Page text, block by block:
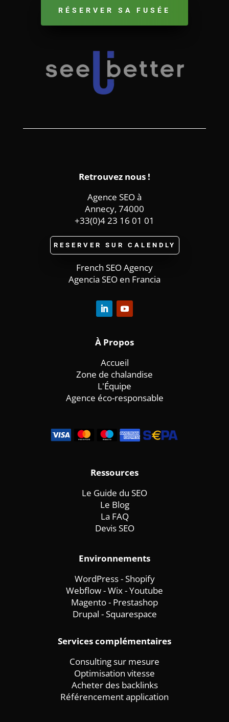
RÉSERVER SA FUSÉE
Retrouvez nous !
Agence SEO à
Annecy, 74000
+33(0)4 23 16 01 01
RESERVER SUR CALENDLY
French SEO Agency
Agencia SEO en Francia
À Propos
Accueil
Zone de chalandise
L'Équipe
Agence éco-responsable
Ressources
Le Guide du SEO
Le Blog
La FAQ
Devis SEO
Environnements
WordPress-Shopify
Webflow-Wix -Youtube
Magento- Prestashop
Drupal -Squarespace
Services complémentaires
Consulting sur mesure
Optimisation vitesse
Acheter des backlinks
Référencement application